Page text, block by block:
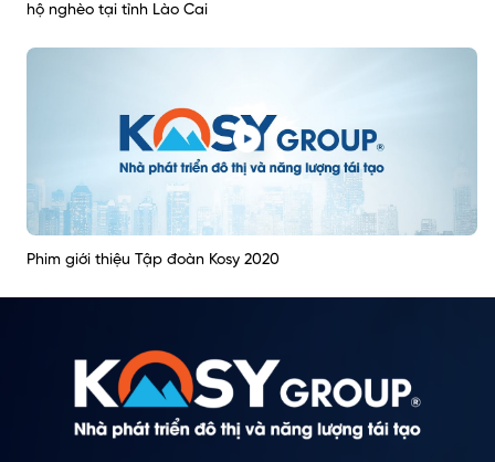
hộ nghèo tại tỉnh Lào Cai
Phim giới thiệu Tập đoàn Kosy 2020